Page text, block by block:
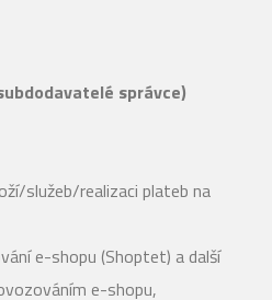
správce)
služeb/realizaci plateb na
e-shopu (Shoptet) a další
e-shopu,